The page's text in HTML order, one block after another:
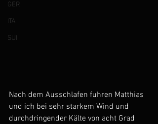
GER
ITA
SUI
Nach dem Ausschlafen fuhren Matthias
und ich bei sehr starkem Wind und
durchdringender Kälte von acht Grad